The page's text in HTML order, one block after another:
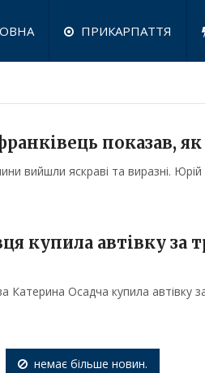
ПРИКАРПАТТЯ
показав,
вийшли яскраві та виразні.
купила автівку за
Осадча купила автівку
немає більше новин.